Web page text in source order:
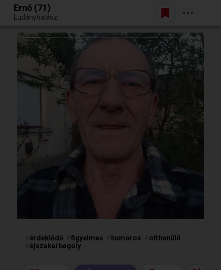
Egy jó randiból bármi lehet.
Belépés
Ernő (71)
Ludányhalászi
érdeklődő figyelmes humoros
otthonülő
éjszakai bagoly